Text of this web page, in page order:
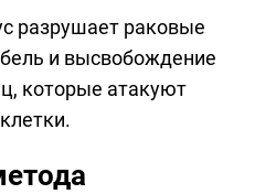
разрушает раковые
и высвобождение
которые атакуют